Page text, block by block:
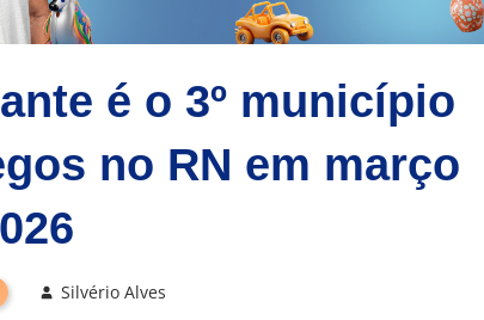
é o 3º município
no RN em março